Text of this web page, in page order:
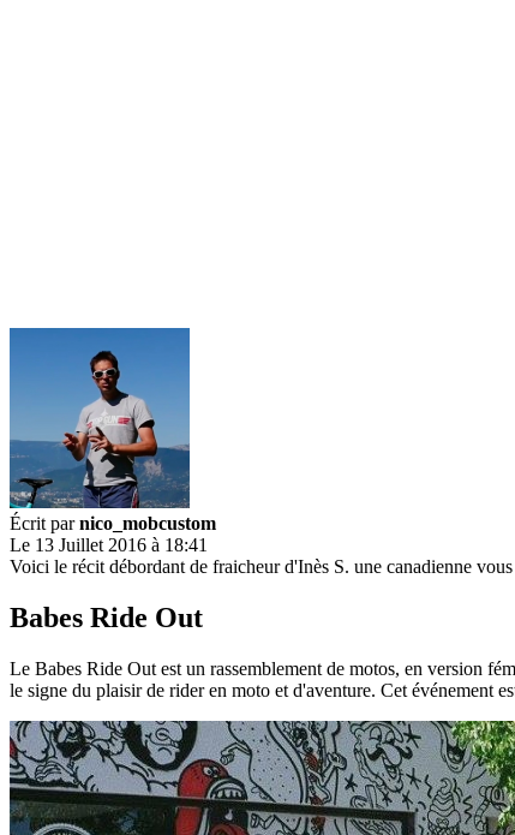
Écrit parnico_mobcustom
Le 13 Juillet 2016 à 18:41
Voici le récit débordant de fraicheur d'Inès S. une canadienne
Babes Ride Out
Le Babes Ride Out est un rassemblement de motos, en version
le signe du plaisir de rider en moto et d'aventure. Cet événement